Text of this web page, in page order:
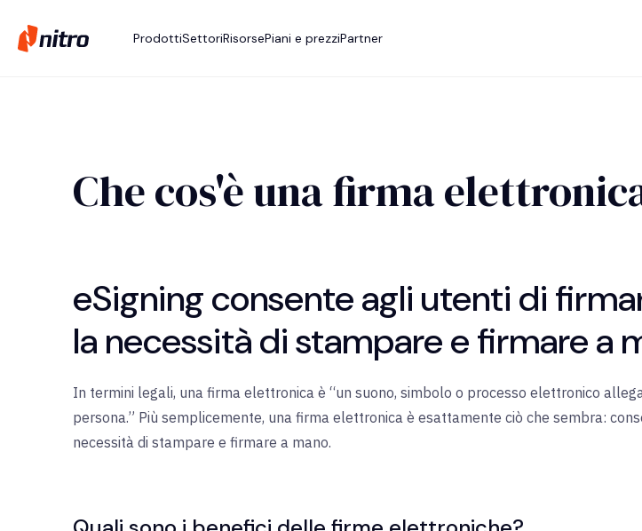
ProdottiSettoriRisorsePiani e prezziPartner
Che cos'è una firma
eSigning consente agli utenti di
la necessità di stampare e firmare a
In termini legali, una firma elettronica è “un suono, simbolo o processo elettronico
persona.” Più semplicemente, una firma elettronica è esattamente ciò che sembra:
necessità di stampare e firmare a mano.